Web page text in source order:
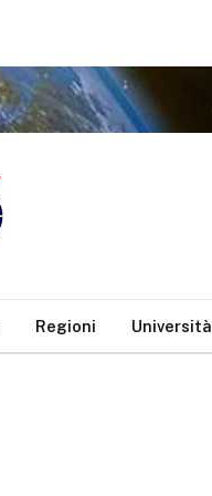
Regioni Università